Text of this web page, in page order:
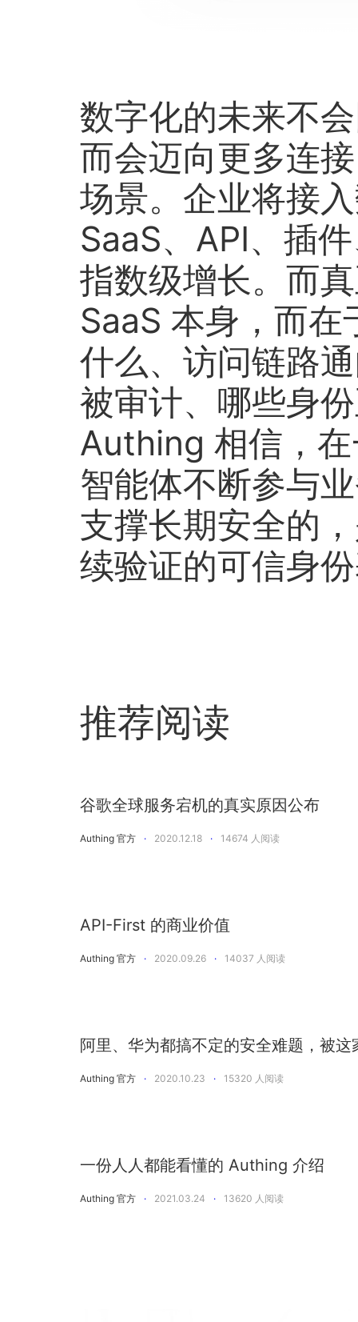
数字化的未来不
而会迈向更多连
场景。企业将接
SaaS、API、插
指数级增长。而
SaaS 本身，而
什么、访问链路
被审计、哪些身
Authing 相信，
智能体不断参与
支撑长期安全的
续验证的可信身
推荐阅读
谷歌全球服务宕机的真实原因公布
Authing 官方 · 2020.12.18 · 14674 人阅读
API-First 的商业价值
Authing 官方 · 2020.09.26 · 14037 人阅读
阿里、华为都搞不定的安全难题，被
Authing 官方 · 2020.10.23 · 15320 人阅读
一份人人都能看懂的 Authing 介绍
Authing 官方 · 2021.03.24 · 13620 人阅读